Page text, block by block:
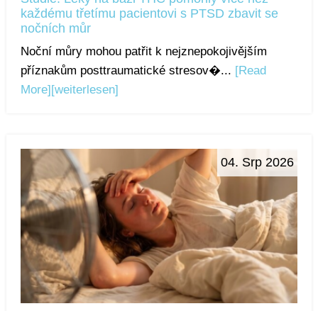
každému třetímu pacientovi s PTSD zbavit se
nočních můr
Noční můry mohou patřit k nejznepokojivějším
příznakům posttraumatické stresov�... [Read
More] [weiterlesen]
04. Srp 2026